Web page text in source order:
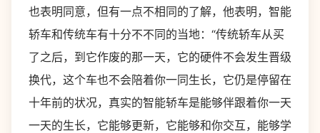
也表明同意，但有一点不相同的了解，他表明，智能
轿车和传统车有十分不不同的当地：“传统轿车从买
了之后，到它作废的那一天，它的硬件不会发生晋级
换代，这个车也不会陪着你一同生长，它仍是停留在
十年前的状况，真实的智能轿车是能够伴跟着你一天
一天的生长，它能够更新，它能够和你交互，能够学